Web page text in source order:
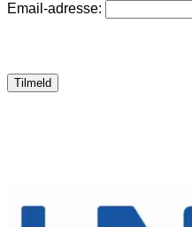
Email-adresse: